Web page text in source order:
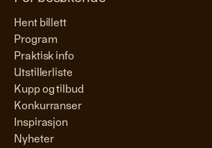
Hent billett
Program
Praktisk info
Utstillerliste
Kupp og tilbud
Konkurranser
Inspirasjon
Nyheter